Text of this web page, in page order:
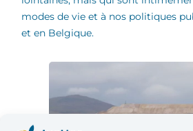
modes de vie et à nos politiques
et en Belgique.